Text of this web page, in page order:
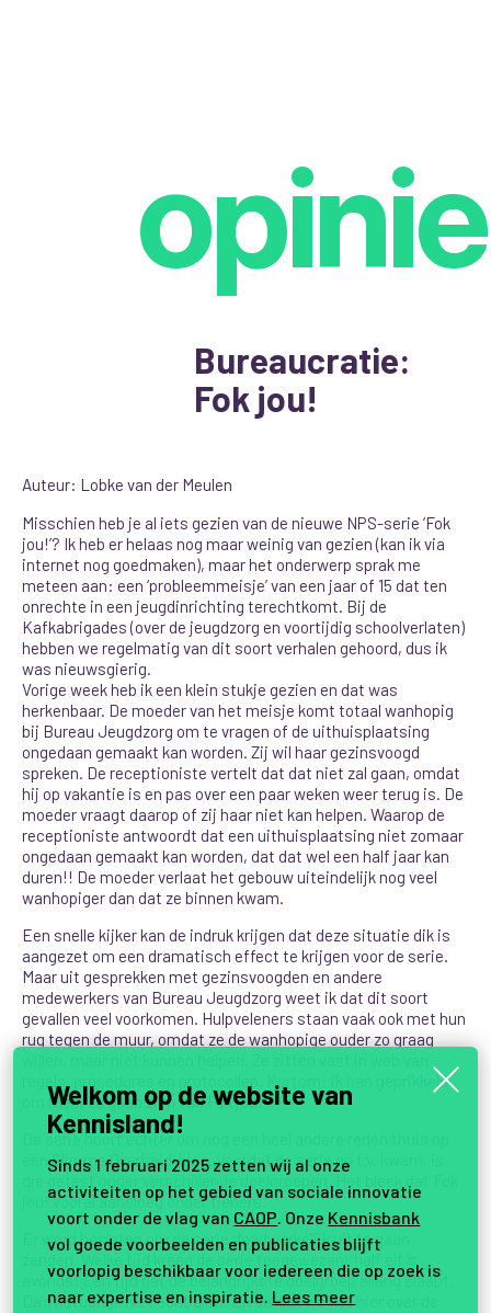
opinie
Bureaucratie:
Fok jou!
Auteur: Lobke van der Meulen
Misschien heb je al iets gezien van de nieuwe NPS-serie ‘Fok
jou!’? Ik heb er helaas nog maar weinig van gezien (kan ik via
internet nog goedmaken), maar het onderwerp sprak me
meteen aan: een ‘probleemmeisje’ van een jaar of 15 dat ten
onrechte in een jeugdinrichting terechtkomt. Bij de
Kafkabrigades (over de jeugdzorg en voortijdig schoolverlaten)
hebben we regelmatig van dit soort verhalen gehoord, dus ik
was nieuwsgierig.
Vorige week heb ik een klein stukje gezien en dat was
herkenbaar. De moeder van het meisje komt totaal wanhopig
bij Bureau Jeugdzorg om te vragen of de uithuisplaatsing
ongedaan gemaakt kan worden. Zij wil haar gezinsvoogd
spreken. De receptioniste vertelt dat dat niet zal gaan, omdat
hij op vakantie is en pas over een paar weken weer terug is. De
moeder vraagt daarop of zij haar niet kan helpen. Waarop de
receptioniste antwoordt dat een uithuisplaatsing niet zomaar
ongedaan gemaakt kan worden, dat dat wel een half jaar kan
duren!! De moeder verlaat het gebouw uiteindelijk nog veel
wanhopiger dan dat ze binnen kwam.
Een snelle kijker kan de indruk krijgen dat deze situatie dik is
aangezet om een dramatisch effect te krijgen voor de serie.
Maar uit gesprekken met gezinsvoogden en andere
medewerkers van Bureau Jeugdzorg weet ik dat dit soort
gevallen veel voorkomen. Hulpveleners staan vaak ook met hun
rug tegen de muur, omdat ze de wanhopige ouder zo graag
regels, procedures en protocollen. Kortom: ik ben geprikkeld
om meer te gaan zien van Fok jou!
De serie hoort echter om nog een heel andere reden thuis op
een Slimme Overheid-blog. Voordat de serie op t.v. kwam, is
die getest onder verschillende doelgroepen. Het bleek dat Fok
jou! vooral aansloeg onder tieners.
Er werd besloten om de serie daadwerkelijk uit te gaan
zenden. Welke tijd kreeg de serie toegewezen: half elf ’s
avonds! Een tijd dat de belangrijkste doelgroep allang slaapt.
Da’s natuurlijk niet echt slim. En omdat we het hier over de
Welkom op de website van
Kennisland!
Sinds 1 februari 2025 zetten wij al onze
activiteiten op het gebied van sociale innovatie
voort onder de vlag van CAOP . Onze Kennisbank
vol goede voorbeelden en publicaties blijft
voorlopig beschikbaar voor iedereen die op zoek is
naar expertise en inspiratie. Lees meer